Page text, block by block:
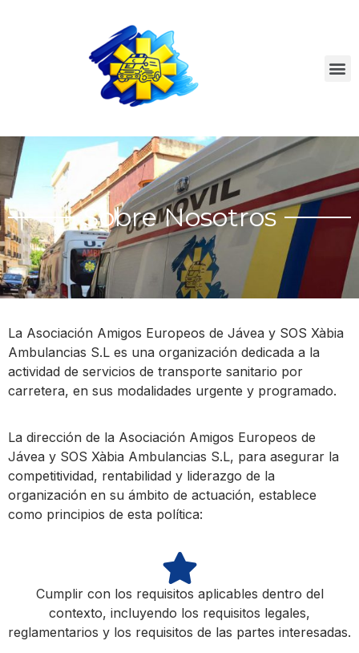
Sobre Nosotros
La Asociación Amigos Europeos de Jávea y SOS Xàbia
Ambulancias S.L es una organización dedicada a la
actividad de servicios de transporte sanitario por
carretera, en sus modalidades urgente y programado.
La dirección de la Asociación Amigos Europeos de
Jávea y SOS Xàbia Ambulancias S.L, para asegurar la
competitividad, rentabilidad y liderazgo de la
organización en su ámbito de actuación, establece
como principios de esta política:
Cumplir con los requisitos aplicables dentro del
contexto, incluyendo los requisitos legales,
reglamentarios y los requisitos de las partes interesadas.